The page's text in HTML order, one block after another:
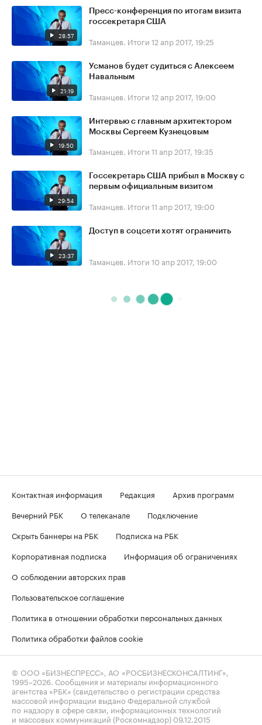
28:57
Пресс-конференция по итогам визита
госсекретаря США
Таманцев. Итоги 12 апр 2017, 19:25
21:19
Усманов будет судиться с Алексеем
Навальным
Таманцев. Итоги 12 апр 2017, 19:00
19:50
Интервью с главным архитектором
Москвы Сергеем Кузнецовым
Таманцев. Итоги 11 апр 2017, 19:35
29:54
Госсекретарь США прибыл в Москву с
первым официальным визитом
Таманцев. Итоги 11 апр 2017, 19:00
23:37
Доступ в соцсети хотят ограничить
Таманцев. Итоги 10 апр 2017, 19:00
Контактная информация Редакция
Архив программ
Вечерний РБК
О телеканале
Подключение
Скрыть баннеры на РБК
Подписка на РБК
Корпоративная подписка
Информация об ограничениях
О соблюдении авторских прав
Пользовательское соглашение
Политика в отношении обработки персональных данных
Политика обработки файлов cookie
© ООО «БИЗНЕСПРЕСС», АО «РОСБИЗНЕСКОНСАЛТИНГ»,
1995–2026 . Сообщения и материалы информационного
агентства «РБК» (свидетельство о регистрации средства
массовой информации выдано Федеральной службой
по надзору в сфере связи, информационных технологий
и массовых коммуникаций (Роскомнадзор) 09.12.2015